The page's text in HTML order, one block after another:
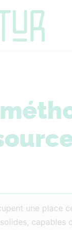
une place
solides, capables